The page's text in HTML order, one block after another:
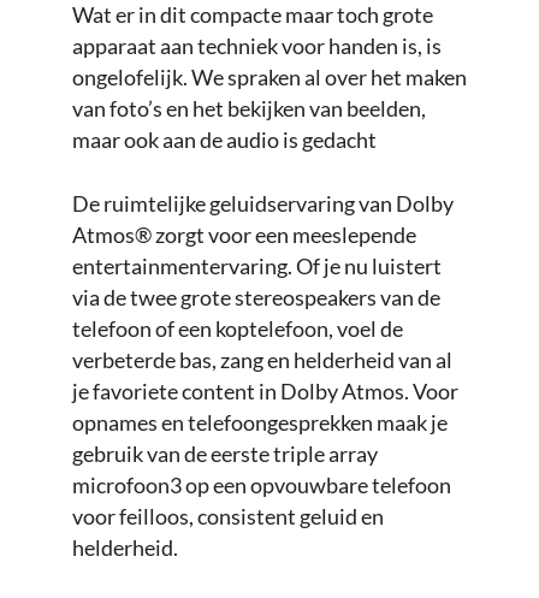
Wat er in dit compacte maar toch grote
apparaat aan techniek voor handen is, is
ongelofelijk. We spraken al over het maken
van foto’s en het bekijken van beelden,
maar ook aan de audio is gedacht
De ruimtelijke geluidservaring van Dolby
Atmos® zorgt voor een meeslepende
entertainmentervaring. Of je nu luistert
via de twee grote stereospeakers van de
telefoon of een koptelefoon, voel de
verbeterde bas, zang en helderheid van al
je favoriete content in Dolby Atmos. Voor
opnames en telefoongesprekken maak je
gebruik van de eerste triple array
microfoon3 op een opvouwbare telefoon
voor feilloos, consistent geluid en
helderheid.